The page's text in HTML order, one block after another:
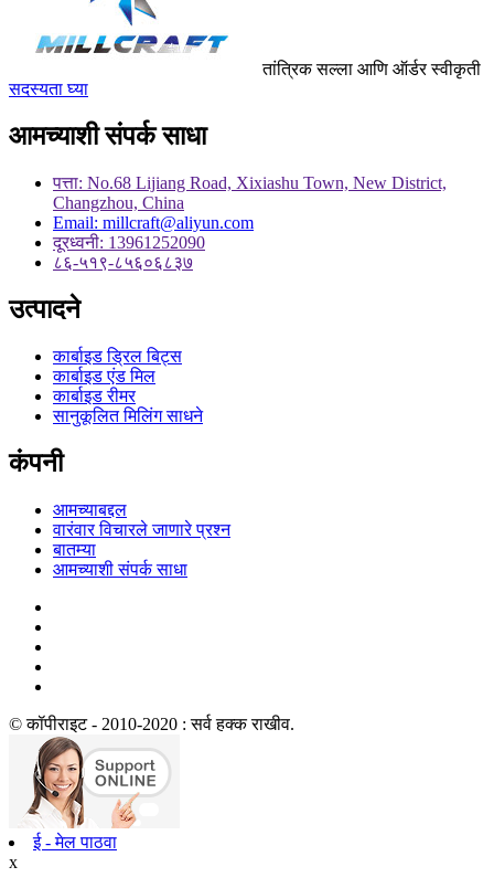
तांत्रिक सल्ला आणि ऑर्डर स्वीकृती
सदस्यता घ्या
आमच्याशी संपर्क साधा
पत्ता: No.68 Lijiang Road, Xixiashu Town, New District,
Changzhou, China
Email: millcraft@aliyun.com
दूरध्वनी: 13961252090
८६-५१९-८५६०६८३७
उत्पादने
कार्बाइड ड्रिल बिट्स
कार्बाइड एंड मिल
कार्बाइड रीमर
सानुकूलित मिलिंग साधने
कंपनी
आमच्याबद्दल
वारंवार विचारले जाणारे प्रश्न
बातम्या
आमच्याशी संपर्क साधा
© कॉपीराइट - 2010-2020 : सर्व हक्क राखीव.
ई - मेल पाठवा
x